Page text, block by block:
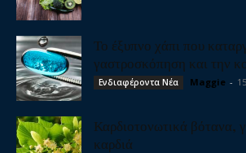
Το έξυπνο χάπι που
γαστροσκόπηση και την
Ενδιαφέροντα Νέα Maggie -
Καρδιοτονωτικά βότανα,
καρδιά